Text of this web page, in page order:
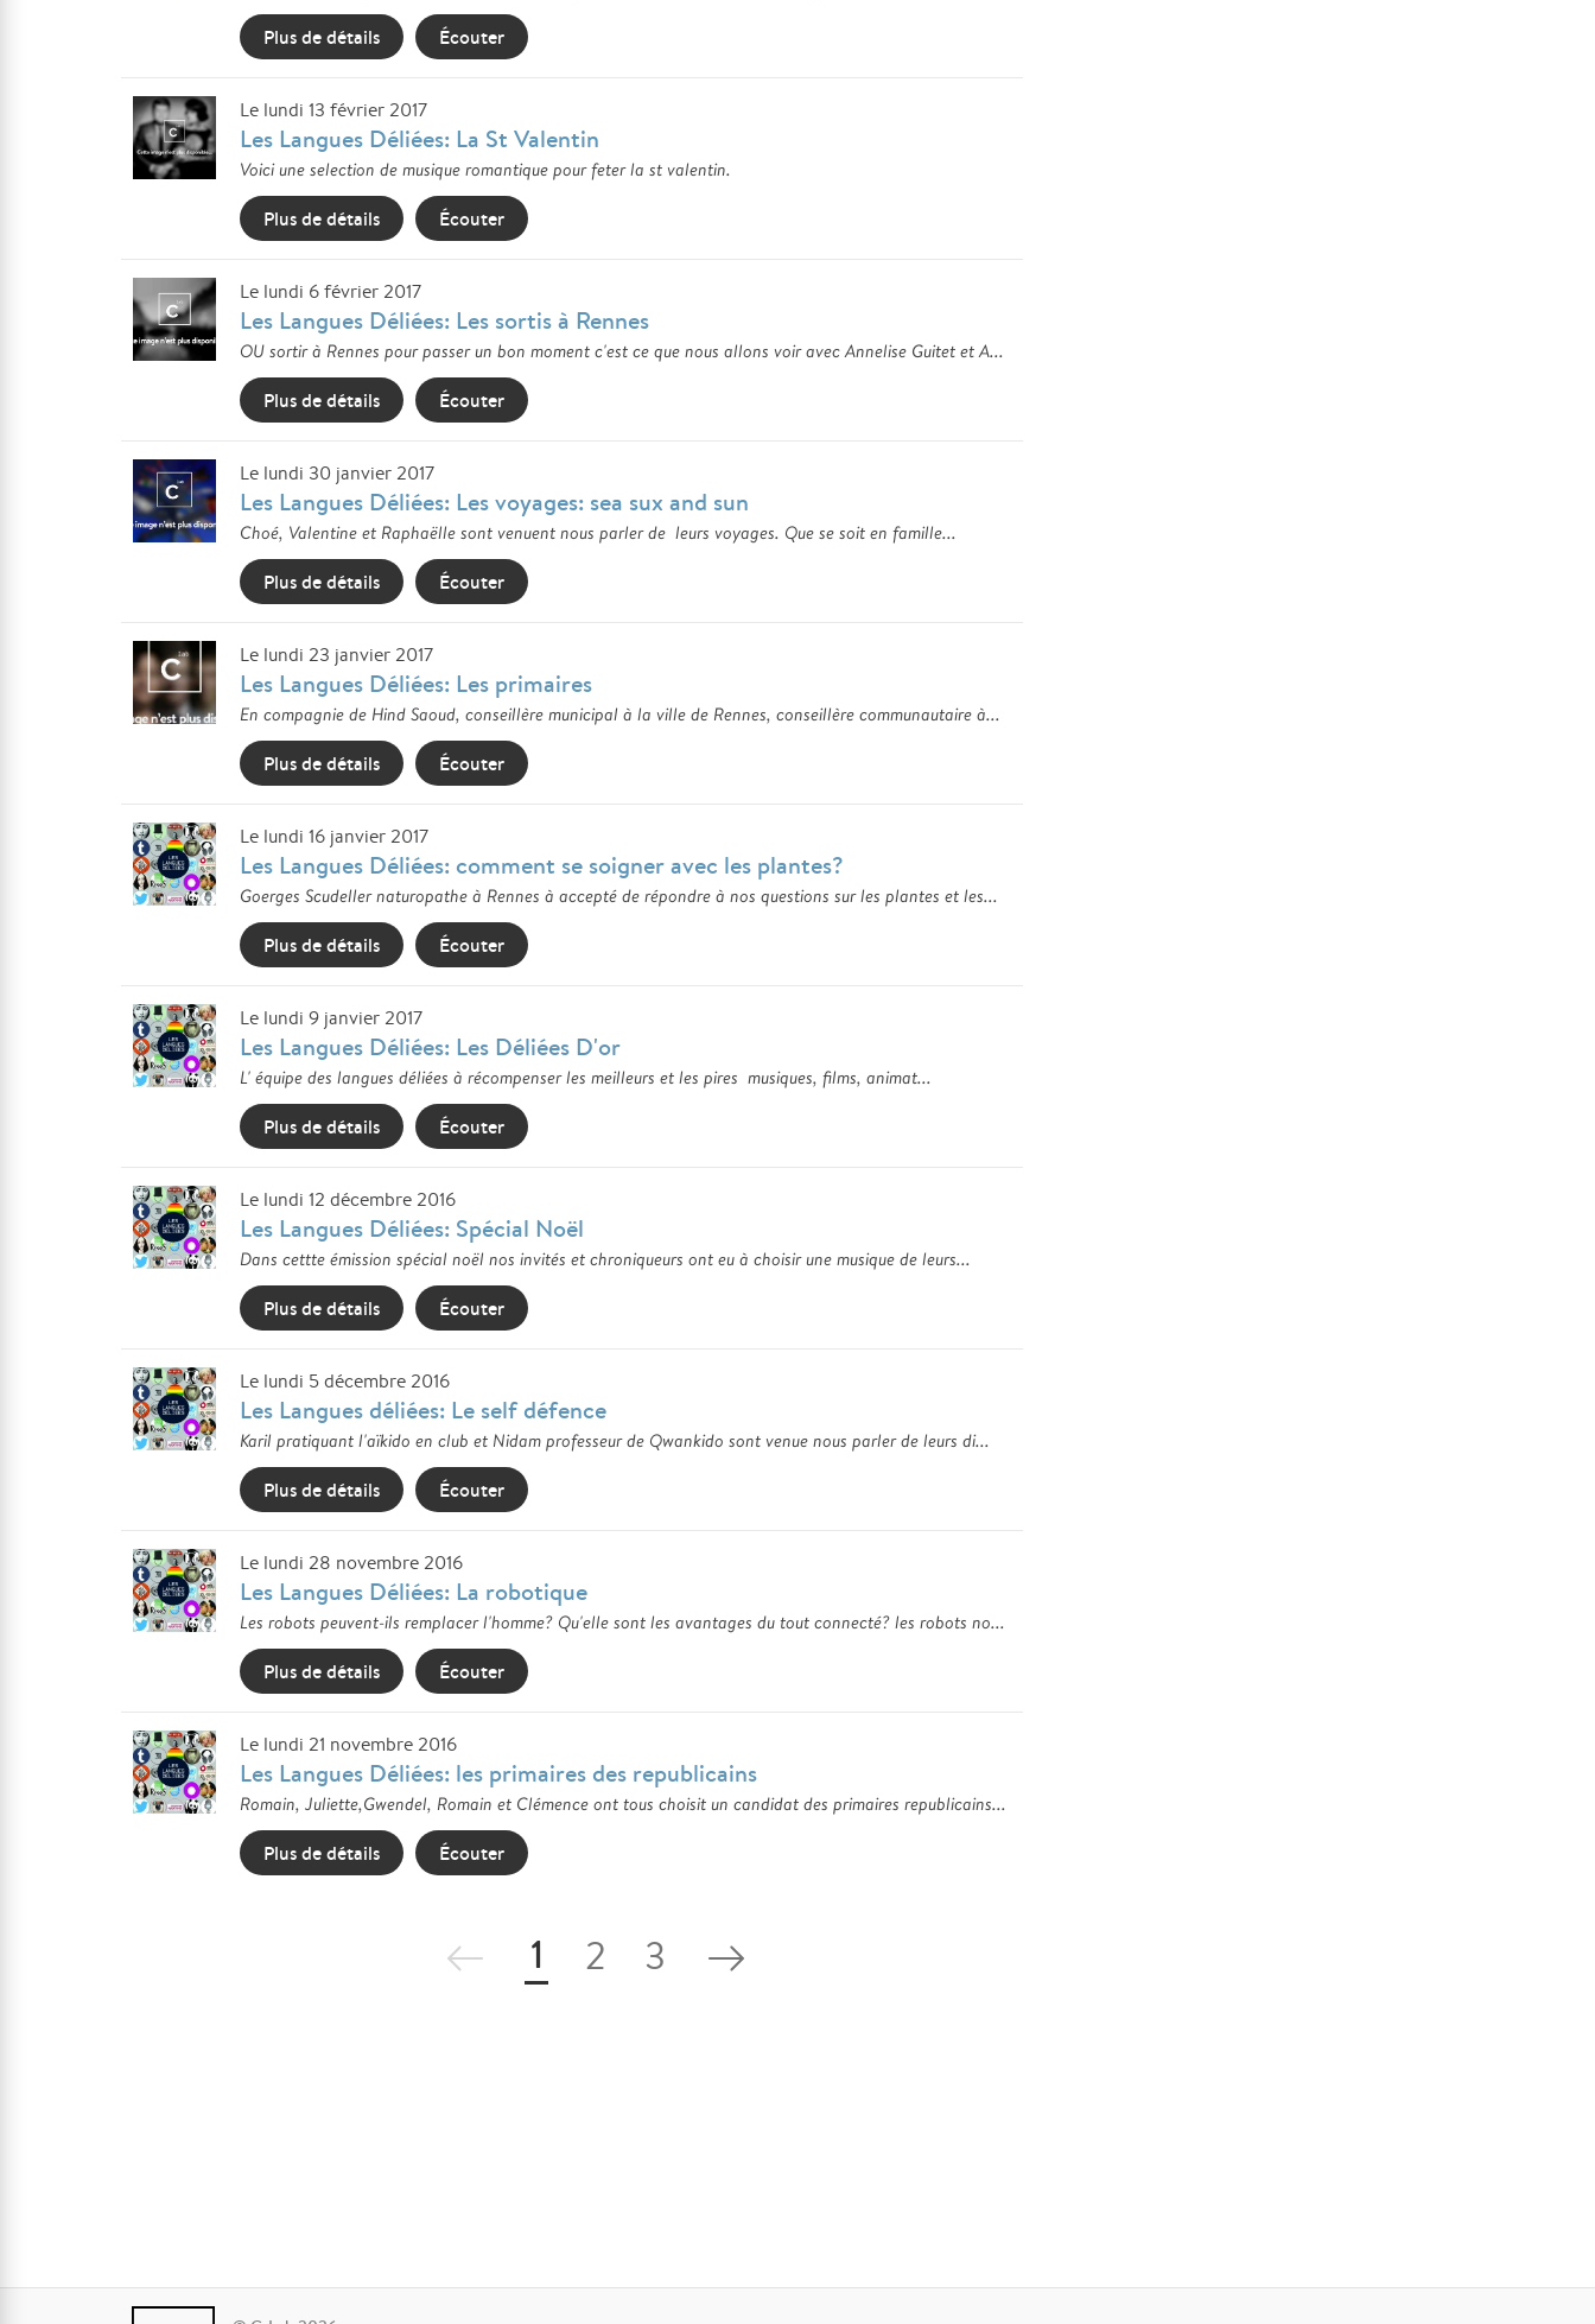
Plus de détails Écouter
Le lundi 13 février 2017
Les Langues Déliées: La St Valentin
Voici une selection de musique romantique pour feter la st valentin.
Plus de détails Écouter
Le lundi 6 février 2017
Les Langues Déliées: Les sortis à Rennes
OU sortir à Rennes pour passer un bon moment c'est ce que nous allons voir avec Annelise Guitet et A...
Plus de détails Écouter
Le lundi 30 janvier 2017
Les Langues Déliées: Les voyages: sea sux and sun
Choé, Valentine et Raphaëlle sont venuent nous parler de leurs voyages. Que se soit en famille...
Plus de détails Écouter
Le lundi 23 janvier 2017
Les Langues Déliées: Les primaires
En compagnie de Hind Saoud, conseillère municipal à la ville de Rennes, conseillère communautaire à...
Plus de détails Écouter
Le lundi 16 janvier 2017
Les Langues Déliées: comment se soigner avec les plantes?
Goerges Scudeller naturopathe à Rennes à accepté de répondre à nos questions sur les plantes et les...
Plus de détails Écouter
Le lundi 9 janvier 2017
Les Langues Déliées: Les Déliées D'or
L' équipe des langues déliées à récompenser les meilleurs et les pires musiques, films, animat...
Plus de détails Écouter
Le lundi 12 décembre 2016
Les Langues Déliées: Spécial Noël
Dans cettte émission spécial noël nos invités et chroniqueurs ont eu à choisir une musique de leurs...
Plus de détails Écouter
Le lundi 5 décembre 2016
Les Langues déliées: Le self défence
Karil pratiquant l'aïkido en club et Nidam professeur de Qwankido sont venue nous parler de leurs di...
Plus de détails Écouter
Le lundi 28 novembre 2016
Les Langues Déliées: La robotique
Les robots peuvent-ils remplacer l'homme? Qu'elle sont les avantages du tout connecté? les robots no...
Plus de détails Écouter
Le lundi 21 novembre 2016
Les Langues Déliées: les primaires des republicains
Romain, Juliette,Gwendel, Romain et Clémence ont tous choisit un candidat des primaires republicains...
Plus de détails Écouter
1 2 3